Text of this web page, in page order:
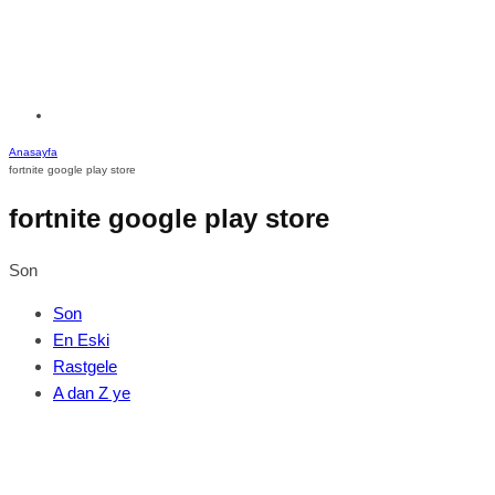
Anasayfa
fortnite google play store
fortnite google play store
Son
Son
En Eski
Rastgele
A dan Z ye